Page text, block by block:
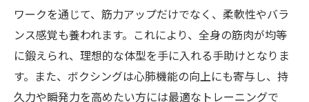
ワークを通じて、筋力アップだけでなく、柔軟性やバラ
ンス感覚も養われます。これにより、全身の筋肉が均等
に鍛えられ、理想的な体型を手に入れる手助けとなりま
す。また、ボクシングは心肺機能の向上にも寄与し、持
久力や瞬発力を高めたい方には最適なトレーニングで